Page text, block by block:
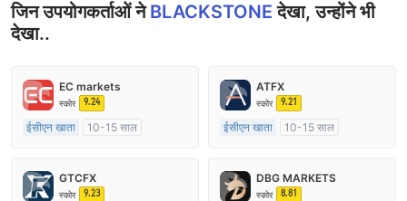
जिन उपयोगकर्ताओं नेBLACKSTONEदेखा, उन्होंने भी
देखा..
EC markets
स्कोर 9.24
ईसीएन खाता
10-15 साल
मार्केट मेकिंग (एमएम)
मुख्य-लेबल MT4
ATFX
स्कोर 9.21
ईसीएन खाता
10-15 साल
मार्केट मेकिंग (एमएम)
मुख्य-लेबल MT4
GTCFX
स्कोर 9.23
DBG MARKETS
स्कोर 8.81